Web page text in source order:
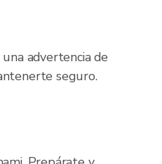
advertencia de
seguro.